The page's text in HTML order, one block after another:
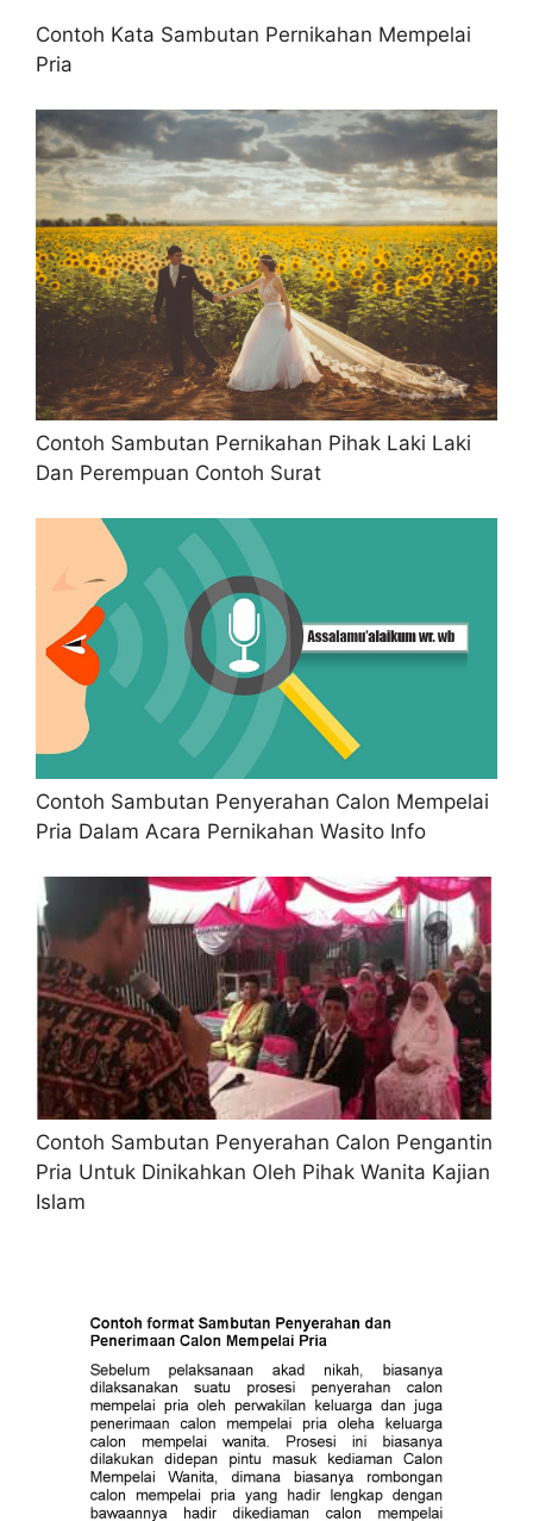
Contoh Kata Sambutan Pernikahan Mempelai
Pria
Contoh Sambutan Pernikahan Pihak Laki Laki
Dan Perempuan Contoh Surat
Contoh Sambutan Penyerahan Calon Mempelai
Pria Dalam Acara Pernikahan Wasito Info
Contoh Sambutan Penyerahan Calon Pengantin
Pria Untuk Dinikahkan Oleh Pihak Wanita Kajian
Islam